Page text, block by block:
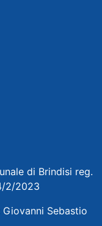
di Brindisi reg.
2/2023
Sebastio